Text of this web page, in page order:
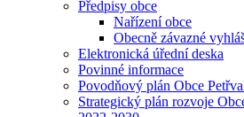
Předpisy obce
Nařízení obce
Obecně závazné
Elektronická úřední deska
Povinné informace
Povodňový plán Obce
Strategický plán rozvoje